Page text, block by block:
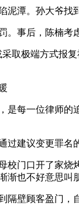
潭。孙大爷找
事后，陈楠考
极端方式报复
每一位律师的
建议变更罪名
门口开了家烧
渐也不好意思叫
壁顾客盈门，